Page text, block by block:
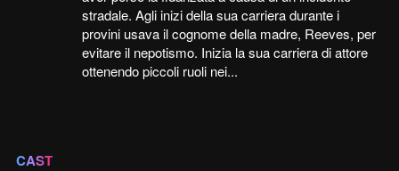
stradale. Agli inizi della sua carriera durante i
provini usava il cognome della madre, Reeves, per
evitare il nepotismo. Inizia la sua carriera di attore
ottenendo piccoli ruoli nei...
CAST